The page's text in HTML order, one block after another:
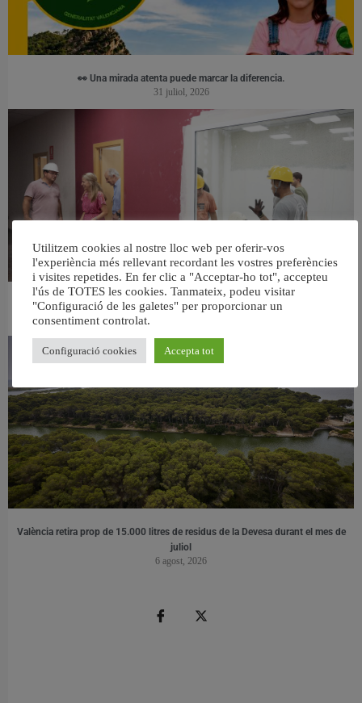
👀 Una mirada atenta puede marcar la diferencia.
31 juliol, 2026
València ultima el nou centre per a persones majors del barri de Sant Antoni
València retira prop de 15.000 litres de residus de la Devesa durant el mes de
juliol
6 agost, 2026
Utilitzem cookies al nostre lloc web per oferir-vos
l'experiència més rellevant recordant les vostres preferències
i visites repetides. En fer clic a "Acceptar-ho tot", accepteu
l'ús de TOTES les cookies. Tanmateix, podeu visitar
"Configuració de les galetes" per proporcionar un
consentiment controlat.
Configuració cookies Accepta tot